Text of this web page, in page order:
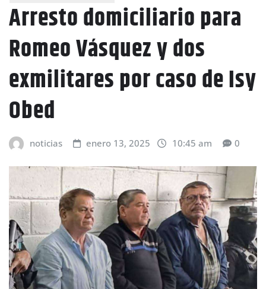
Arresto domiciliario para
Romeo Vásquez y dos
exmilitares por caso de Isy
Obed
noticias enero 13, 2025 10:45 am 0